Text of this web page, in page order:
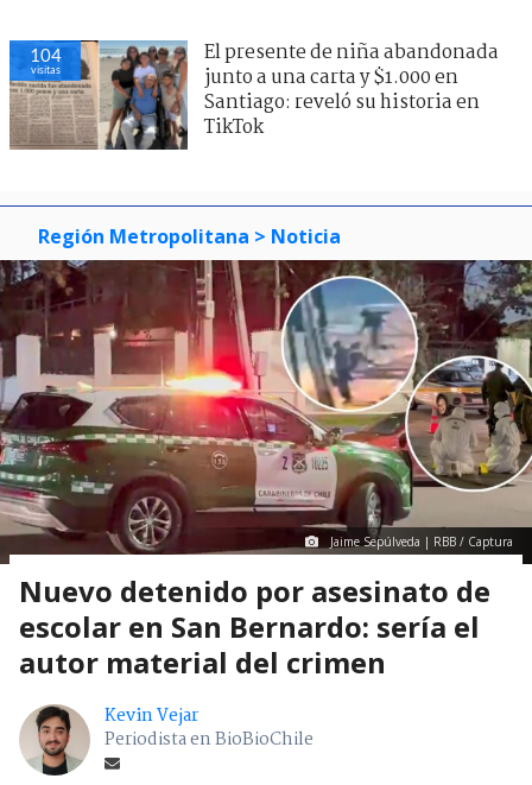
104
visitas
El presente de niña abandonada
junto a una carta y $1.000 en
Santiago: reveló su historia en
TikTok
Región Metropolitana > Noticia
Jaime Sepúlveda | RBB / Captura
Nuevo detenido por asesinato de
escolar en San Bernardo: sería el
autor material del crimen
Kevin Vejar
Periodista en BioBioChile